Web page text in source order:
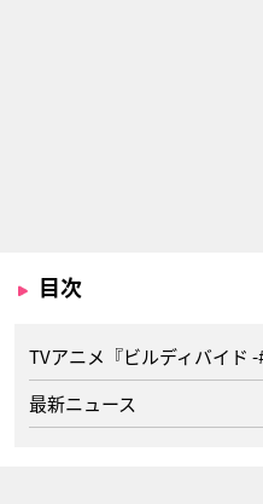
目次
TVアニメ『ビルディバイド
最新ニュース